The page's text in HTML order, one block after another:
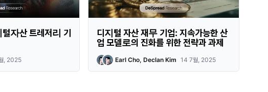
자산 트레저리 기
, 2025
디지털 자산 재무 기업: 지속가능한 산
업 모델로의 진화를 위한 전략과 과제
Earl Cho, Declan Kim 14 7월, 2025